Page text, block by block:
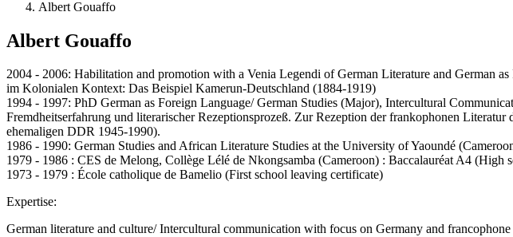
Albert Gouaffo
Albert Gouaffo
2004 - 2006: Habilitation and promotion with a Venia Legendi of German Literature and German
im Kolonialen Kontext: Das Beispiel Kamerun-Deutschland (1884-1919)
1994 - 1997: PhD German as Foreign Language/ German Studies (Major), Intercultural
Fremdheitserfahrung und literarischer Rezeptionsprozeß. Zur Rezeption der frankophonen
ehemaligen DDR 1945-1990).
1986 - 1990: German Studies and African Literature Studies at the University of Yaoundé
1979 - 1986 : CES de Melong, Collège Lélé de Nkongsamba (Cameroon) : Baccalauréat A4 (High
1973 - 1979 : École catholique de Bamelio (First school leaving certificate)
Expertise:
German literature and culture/ Intercultural communication with focus on Germany and